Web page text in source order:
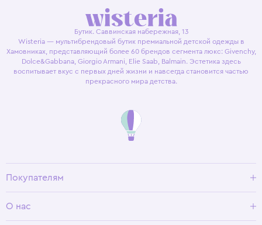
Бутик. Саввинская набережная, 13
Wisteria — мультибрендовый бутик премиальной детской одежды в
Хамовниках, представляющий более 60 брендов сегмента люкс: Givenchy,
Dolce&Gabbana, Giorgio Armani, Elie Saab, Balmain. Эстетика здесь
воспитывает вкус с первых дней жизни и навсегда становится частью
прекрасного мира детства.
Покупателям
Условия возврата
О нас